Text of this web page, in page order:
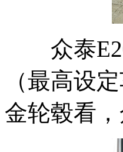
众泰
（最高设
金轮毂看